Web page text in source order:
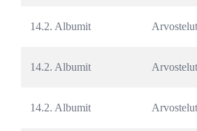
14.2. Albumit
14.2. Albumit
14.2. Albumit